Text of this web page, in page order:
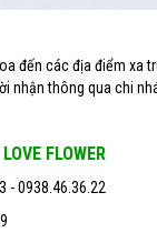
đến các địa điểm xa
nhận thông qua chi
FLOWER
- 0938.46.36.22